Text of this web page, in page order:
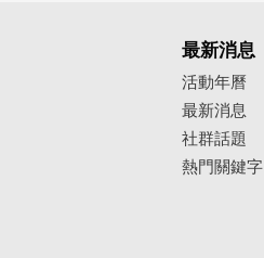
最新消息
活動年曆
最新消息
社群話題
熱門關鍵字